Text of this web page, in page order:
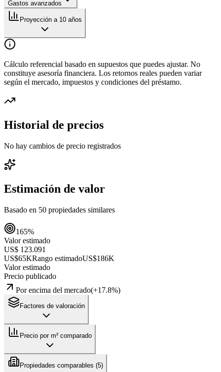
Gastos avanzados
Proyección a 10 años
Cálculo referencial basado en supuestos que puedes ajustar. No
constituye asesoría financiera. Los retornos reales pueden variar
según el mercado, impuestos y condiciones del préstamo.
Historial de precios
No hay cambios de precio registrados
Estimación de valor
Basado en 50 propiedades similares
165%
Valor estimado
US$ 123.091
US$65KRango estimadoUS$186K
Valor estimado
Precio publicado
Por encima del mercado(+17.8%)
Factores de valoración
Precio por m² comparado
Propiedades comparables (5)